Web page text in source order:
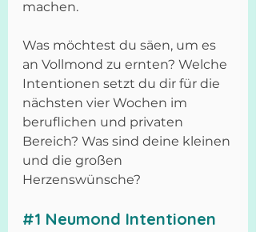
machen.
Was möchtest du säen, um es
an Vollmond zu ernten? Welche
Intentionen setzt du dir für die
nächsten vier Wochen im
beruflichen und privaten
Bereich? Was sind deine kleinen
und die großen
Herzenswünsche?
#1 Neumond Intentionen